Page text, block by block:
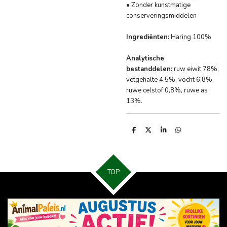
• Zonder kunstmatige
conserveringsmiddelen
Ingrediënten:Haring 100%
Analytische
bestanddelen:ruw eiwit 78%,
vetgehalte 4,5%, vocht 6,8%,
ruwe celstof 0,8%, ruwe as
13%.
D
D
S
D
TOP